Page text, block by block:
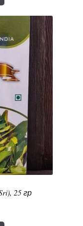
25 гр